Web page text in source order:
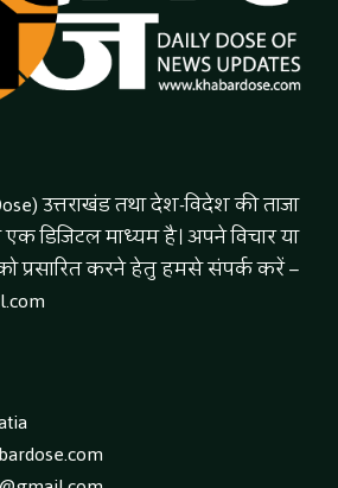
उत्तराखंड तथा देश-विदेश की ताजा
डिजिटल माध्यम है। अपने विचार या
प्रसारित करने हेतु हमसे संपर्क करें –